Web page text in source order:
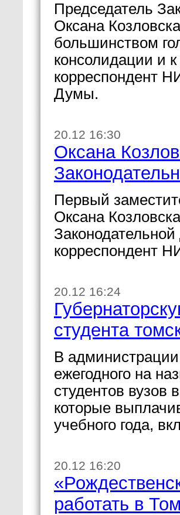
Председатель
Оксана
большинством
консолидации и
корреспондент
Думы.
20.12 16:30
Оксана
Первый
Оксана
корреспондент
20.12 16:24
студента
В
ежегодного на
студентов вузов
которые
учебного года,
20.12 16:20
работать в